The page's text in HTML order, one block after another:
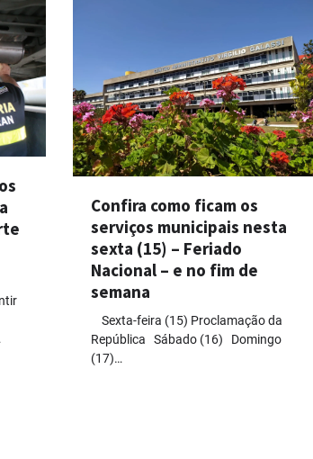
Confira como ficam os
serviços municipais nesta
sexta (15) – Feriado
Nacional – e no fim de
semana
Sexta-feira (15) Proclamação da
República Sábado (16) Domingo
(17)…